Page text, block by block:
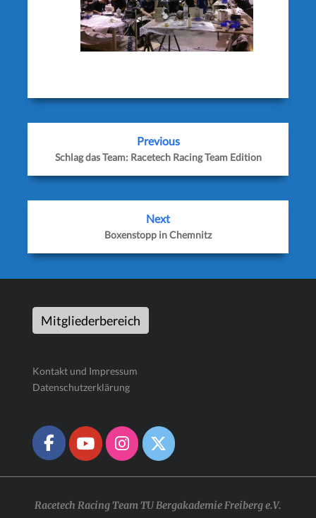
Previous
Schlag das Team: Racetech Racing Team Edition
Next
Boxenstopp in Chemnitz
Mitgliederbereich
Kontakt und Impressum
Datenschutzerklärung
Racetech Racing Team TU Bergakademie Freiberg e.V.